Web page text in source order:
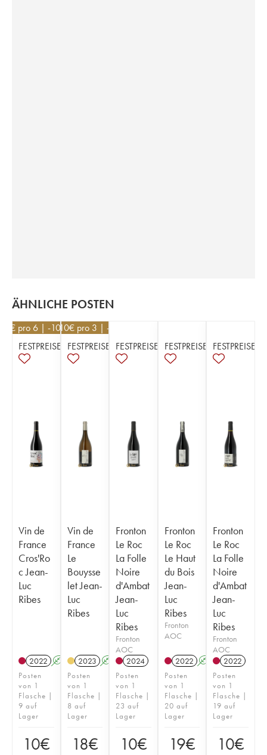
ÄHNLICHE POSTEN
€ pro 6 | -10%
FESTPREISE
Vin de
France
Cros'Ro
c Jean-
Luc
Ribes
2022 A
Posten
von 1
Flasche |
9 auf
Lager
10€
17,10€ pro 3 | -5%
FESTPREISE
Vin de
France
Le
Bouysse
let Jean-
Luc
Ribes
2023 A
Posten
von 1
Flasche |
8 auf
Lager
18€
FESTPREISE
Fronton
Le Roc
La Folle
Noire
d'Ambat
Jean-
Luc
Ribes
Fronton
AOC
2024
Posten
von 1
Flasche |
23 auf
Lager
10€
FESTPREISE
Fronton
Le Roc
Le Haut
du Bois
Jean-
Luc
Ribes
Fronton
AOC
2022 A
Posten
von 1
Flasche |
20 auf
Lager
19€
FESTPREISE
Fronton
Le Roc
La Folle
Noire
d'Ambat
Jean-
Luc
Ribes
Fronton
AOC
2022
Posten
von 1
Flasche |
19 auf
Lager
10€